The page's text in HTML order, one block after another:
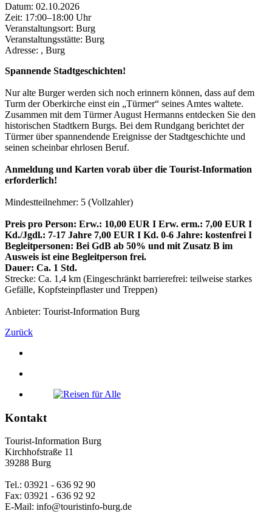
Datum: 02.10.2026
Zeit: 17:00–18:00 Uhr
Veranstaltungsort: Burg
Veranstaltungsstätte: Burg
Adresse: , Burg
Spannende Stadtgeschichten!
Nur alte Burger werden sich noch erinnern können, dass auf dem
Turm der Oberkirche einst ein „Türmer“ seines Amtes waltete.
Zusammen mit dem Türmer August Hermanns entdecken Sie den
historischen Stadtkern Burgs. Bei dem Rundgang berichtet der
Türmer über spannendende Ereignisse der Stadtgeschichte und
seinen scheinbar ehrlosen Beruf.
Anmeldung und Karten vorab über die Tourist-Information
erforderlich!
Mindestteilnehmer: 5 (Vollzahler)
Preis pro Person: Erw.: 10,00 EUR I Erw. erm.: 7,00 EUR I
Kd./Jgdl.: 7-17 Jahre 7,00 EUR I Kd. 0-6 Jahre: kostenfrei I
Begleitpersonen: Bei GdB ab 50% und mit Zusatz B im
Ausweis ist eine Begleitperson frei.
Dauer: Ca. 1 Std.
Strecke: Ca. 1,4 km (Eingeschränkt barrierefrei: teilweise starkes
Gefälle, Kopfsteinpflaster und Treppen)
Anbieter: Tourist-Information Burg
Zurück
Kontakt
Tourist-Information Burg
Kirchhofstraße 11
39288 Burg
Tel.: 03921 - 636 92 90
Fax: 03921 - 636 92 92
E-Mail: info@touristinfo-burg.de